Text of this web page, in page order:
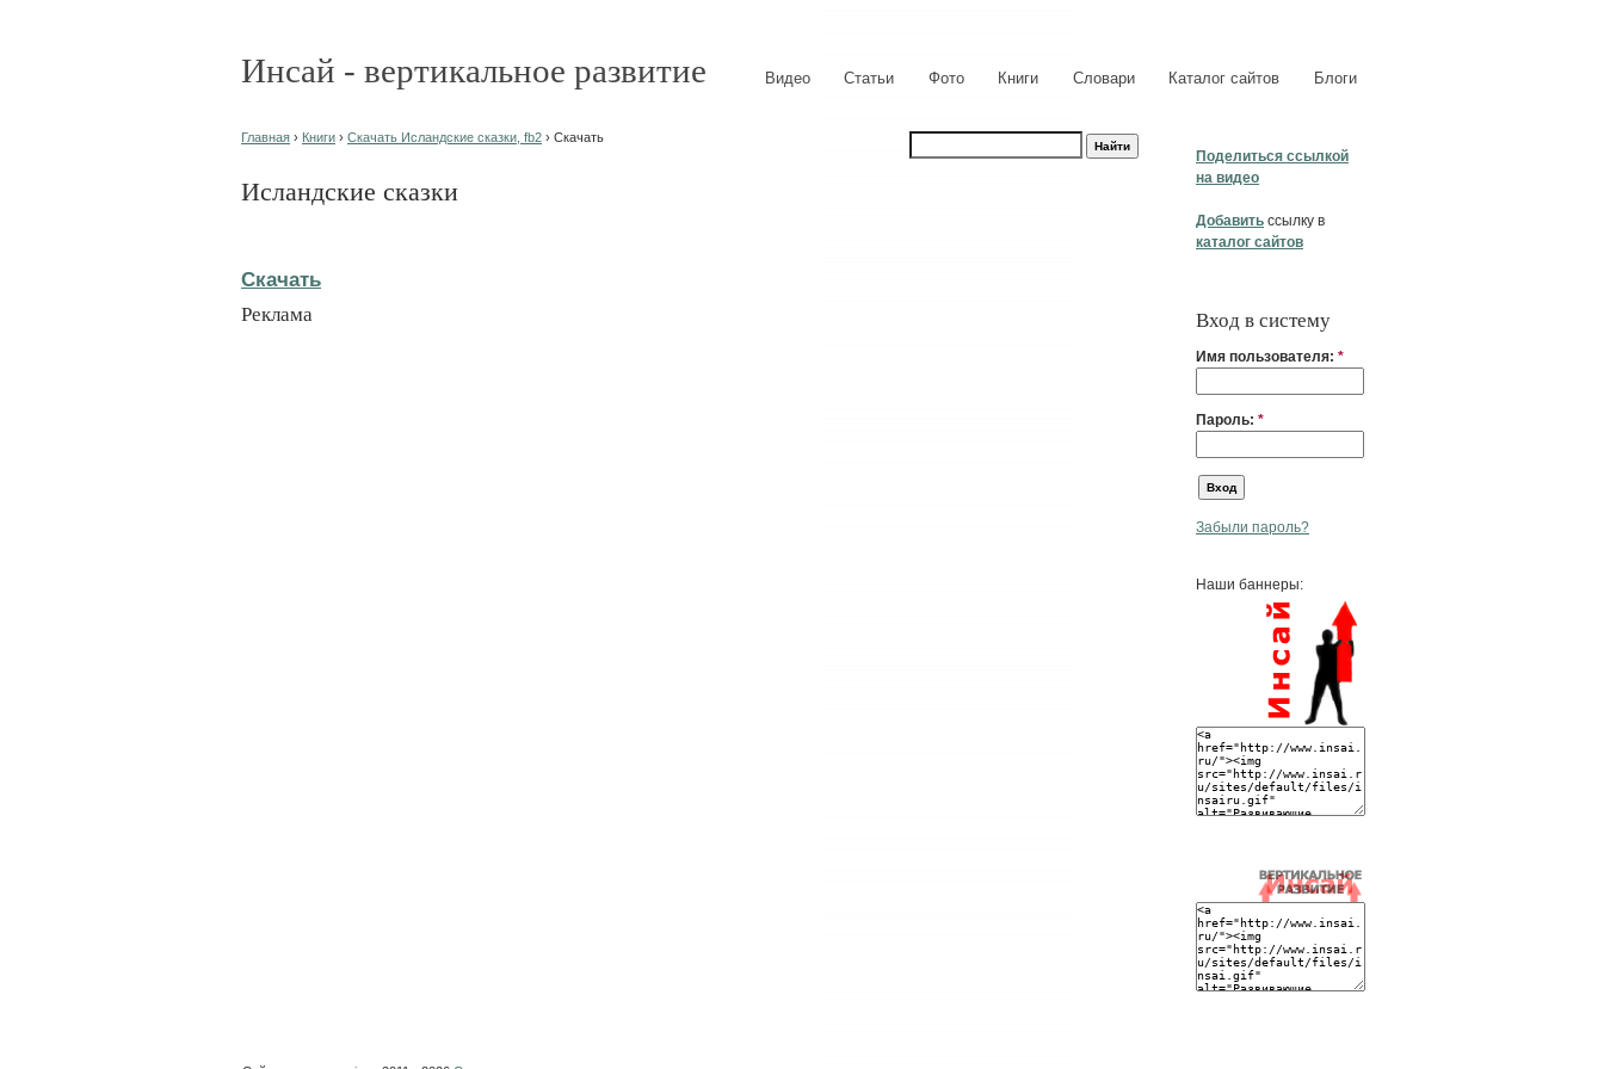
Инсай - вертикальное развитие Видео Статьи Фото Книги Словари Каталог сайтов Блоги
Поделиться ссылкой
на видео
Добавить ссылку в
каталог сайтов
Вход в систему
Имя пользователя: *
Пароль: *
Забыли пароль?
Наши баннеры:
Главная › Книги › Скачать Исландские сказки, fb2 › Скачать
Исландские сказки
Скачать
Реклама